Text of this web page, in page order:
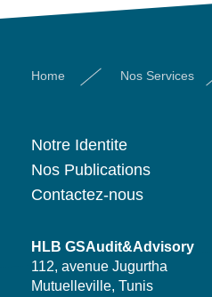
Home Nos Services
Notre Identite
Nos Publications
Contactez-nous
HLB GSAudit&Advisory
112, avenue Jugurtha
Mutuelleville, Tunis